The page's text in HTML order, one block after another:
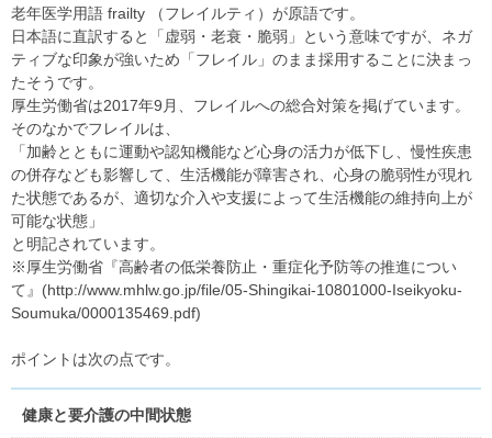
老年医学用語 frailty （フレイルティ）が原語です。
日本語に直訳すると「虚弱・老衰・脆弱」という意味ですが、ネガ
ティブな印象が強いため「フレイル」のまま採用することに決まっ
たそうです。
厚生労働省は2017年9月、フレイルへの総合対策を掲げています。
そのなかでフレイルは、
「加齢とともに運動や認知機能など心身の活力が低下し、慢性疾患
の併存なども影響して、生活機能が障害され、心身の脆弱性が現れ
た状態であるが、適切な介入や支援によって生活機能の維持向上が
可能な状態」
と明記されています。
※厚生労働省『高齢者の低栄養防止・重症化予防等の推進につい
て』(http://www.mhlw.go.jp/file/05-Shingikai-10801000-Iseikyoku-
Soumuka/0000135469.pdf)
ポイントは次の点です。
健康と要介護の中間状態